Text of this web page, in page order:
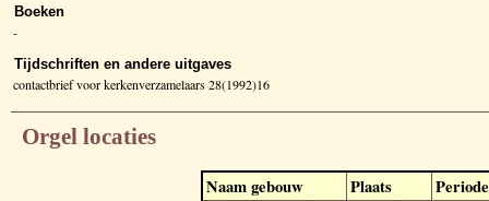
Boeken
-
Tijdschriften en andere uitgaves
contactbrief voor kerkenverzamelaars 28(1992)16
Orgel locaties
Naam gebouw Plaats Periode